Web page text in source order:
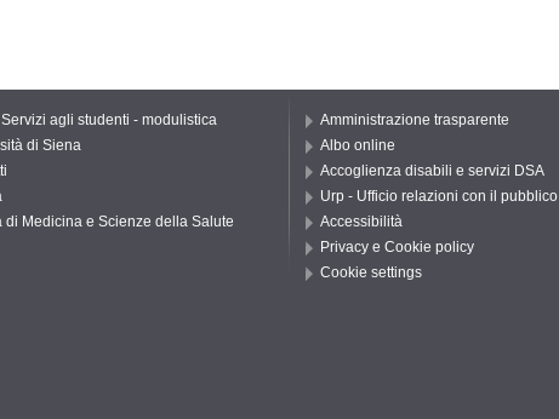
agli studenti - modulistica
di Siena
di Medicina e Scienze della Salute
Amministrazione trasparente
Albo online
Accoglienza disabili e servizi DSA
Urp - Ufficio relazioni con il pubblico
Accessibilità
Privacy e Cookie policy
Cookie settings